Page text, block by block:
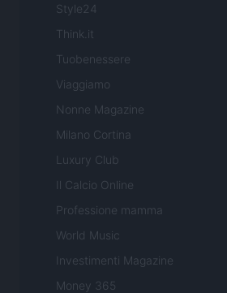
Style24
Think.it
Tuobenessere
Viaggiamo
Nonne Magazine
Milano Cortina
Luxury Club
Il Calcio Online
Professione mamma
World Music
Investimenti Magazine
Money 365